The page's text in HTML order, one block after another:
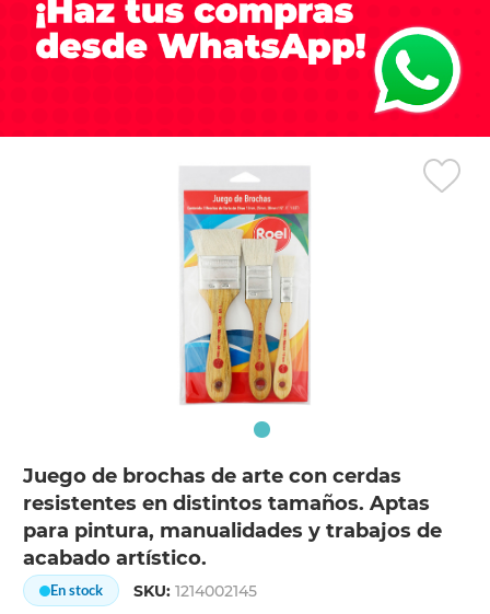
Juego de brochas de arte con cerdas
resistentes en distintos tamaños. Aptas
para pintura, manualidades y trabajos de
acabado artístico.
En stock SKU:1214002145